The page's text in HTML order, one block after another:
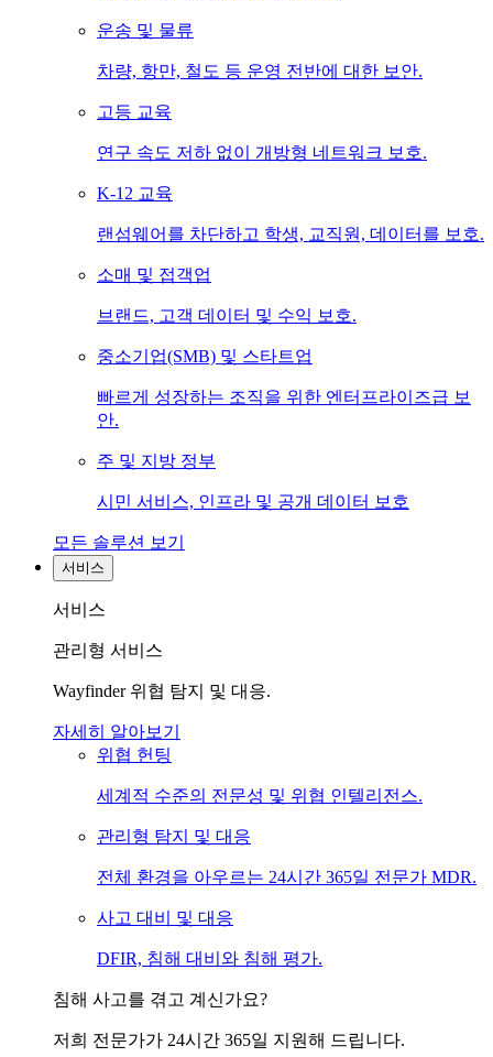
운송 및 물류
차량, 항만, 철도 등 운영 전반에 대한 보안.
고등 교육
연구 속도 저하 없이 개방형 네트워크 보호.
K-12 교육
랜섬웨어를 차단하고 학생, 교직원, 데이터를 보호.
소매 및 접객업
브랜드, 고객 데이터 및 수익 보호.
중소기업(SMB) 및 스타트업
빠르게 성장하는 조직을 위한 엔터프라이즈급 보
안.
주 및 지방 정부
시민 서비스, 인프라 및 공개 데이터 보호
모든 솔루션 보기
서비스
서비스
관리형 서비스
Wayfinder 위협 탐지 및 대응.
자세히 알아보기
위협 헌팅
세계적 수준의 전문성 및 위협 인텔리전스.
관리형 탐지 및 대응
전체 환경을 아우르는 24시간 365일 전문가 MDR.
사고 대비 및 대응
DFIR, 침해 대비와 침해 평가.
침해 사고를 겪고 계신가요?
저희 전문가가 24시간 365일 지원해 드립니다.